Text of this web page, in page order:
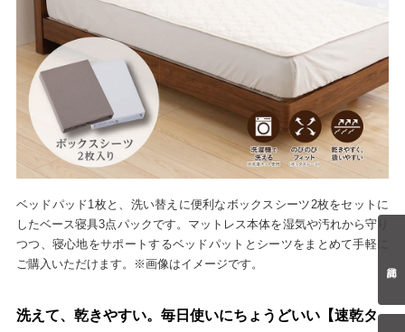
ベッドパッド1枚と、洗い替えに便利なボックスシーツ2枚をセットに
したベース寝具3点パックです。マットレス本体を湿気や汚れから守り
つつ、寝心地をサポートするベッドパットとシーツをまとめて手軽に
ご購入いただけます。※画像はイメージです。
洗えて、乾きやすい。毎日使いにちょうどいい【速乾タ